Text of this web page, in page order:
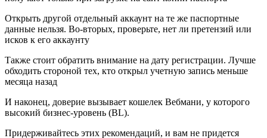
Открыть другой отдельный аккаунт на те же паспортные
данные нельзя. Во-вторых, проверьте, нет ли претензий или
исков к его аккаунту
Также стоит обратить внимание на дату регистрации. Лучше
обходить стороной тех, кто открыл учетную запись меньше
месяца назад
И наконец, доверие вызывает кошелек Вебмани, у которого
высокий бизнес-уровень (BL).
Придерживайтесь этих рекомендаций, и вам не придется